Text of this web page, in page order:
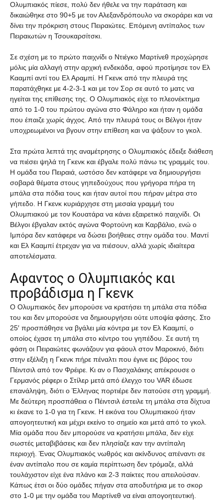
Ολυμπιακός πίεσε, πολύ δεν ήθελε να την παράταση και
δικαιώθηκε στο 90+5 με τον Αλεξανδρόπουλο να σκοράρει και να
δίνει την πρόκριση στους Πειραιώτες. Επόμενη αντίπαλος των
Πειραιωτών η Τσουκαρσίτσκι.
Σε σχέση με το πρώτο παιχνίδι ο Ντιέγκο Μαρτίνεθ προχώρησε
μόλις μία αλλαγή στην αρχική ενδεκάδα, αφού προτίμησε τον Ελ
Κααμπί αντί του Ελ Αραμπί. Η Γκενκ από την πλευρά της
παρατάχθηκε με 4-2-3-1 και με τον Σορ σε αυτό το ματς να
ηγείται της επίθεσης της. Ο Ολυμπιακός είχε το πλεονέκτημα
από το 1-0 του πρώτου αγώνα στο Φάληρο και ήταν η ομάδα
που έπαιζε χωρίς άγχος. Από την πλευρά τους οι Βέλγοι ήταν
υποχρεωμένοι να βγουν στην επίθεση και να ψάξουν το γκολ.
Στα πρώτα λεπτά της αναμέτρησης ο Ολυμπιακός έδειξε διάθεση
να πιέσει ψηλά τη Γκενκ και έβγαλε πολύ πάνω τις γραμμές του.
Η ομάδα του Πειραιά, ωστόσο δεν κατάφερε να δημιουργήσει
σοβαρά θέματα στους γηπεδούχους που γρήγορα πήρα τη
μπάλα στα πόδια τους και ήταν αυτοί που πήραν μέτρα στο
γήπεδο. Η Γκενκ κυριάρχησε στη μεσαία γραμμή του
Ολυμπιακού με τον Κουατάρα να κάνει εξαιρετικό παιχνίδι. Οι
Βέλγοι έβγαλαν εκτός αγώνα Φορτούνη και Καρβάλιο, ενώ ο
Ιμπόρα δεν κατάφερε να δώσει βοήθειες στην ομάδα του. Μαντί
και Ελ Κααμπί έτρεχαν για να πιέσουν, αλλά χωρίς ιδιαίτερα
αποτελέσματα.
Αφαντος ο Ολυμπιακός και
προβάδισμα η Γκενκ
Ο Ολυμπιακός δεν μπορούσε να κρατήσει τη μπάλα στα πόδια
του και δεν μπορούσε να δημιουργήσει ούτε υποψία φάσης. Στο
25′ προσπάθησε να βγάλει μία κόντρα με τον Ελ Κααμπί, ο
οποίος έχασε τη μπάλα στο κέντρο του γηπέδου. Σε αυτή τη
φάση οι Πειραιώτες φωνάζουν για φάουλ στον Μαροκινό, διότι
στην εξέλιξη η Γκενκ πήρε πέναλτι που έγινε εις βάρος του
Πέιντσιλ από τον Φρέιρε. Κι αν ο Πασχαλάκης απέκρουσε ο
Γερμανός ρέφερι ο Στίλερ μετά από έλεγχο του VAR έδωσε
επανάληψη, διότι ο Έλληνας πορτιέρε δεν πατούσε στη γραμμή.
Με δεύτερη προσπάθεια ο Πέιντσιλ έστειλε τη μπάλα στα δίχτυα
κι έκανε το 1-0 για τη Γκενκ. Η εικόνα του Ολυμπιακού ήταν
απογοητευτική και μέχρι εκείνο το σημείο και μετά από το γκολ.
Μία ομάδα που δεν μπορούσε να κρατήσει μπάλα, δεν είχε
σωστές μεταβιβάσεις και δεν πλησίαζε καν την αντίπαλη
περιοχή. Ένας Ολυμπιακός νωθρός και ακίνδυνος απέναντι σε
έναν αντίπαλο που σε καμία περίπτωση δεν τρόμαζε, αλλά
τουλάχιστον είχε ένα πλάνο και 2-3 παίκτες που απειλούσαν.
Κάπως έτσι οι δύο ομάδες πήγαν στα αποδυτήρια με το σκορ
στο 1-0 με την ομάδα του Μαρτίνεθ να είναι απογοητευτική.